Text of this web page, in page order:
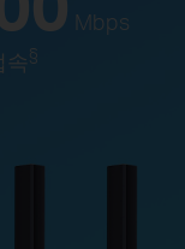
Mbps
속§